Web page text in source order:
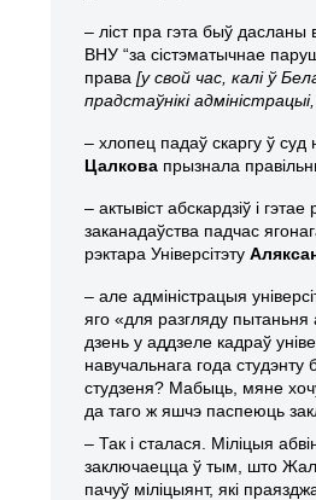
– ліст пра гэта быў дасланы
ВНУ “за сістэматычнае
права [у свой час, калі ў
прадстаўнікі
– хлопец падаў скаргу ў
Цалкова прызнала
– актывіст абскардзіў і
заканадаўства падчас
рэктара Універсітэту
– але адміністрацыя
яго «для разгляду пытаньня
дзень у аддзеле кадраў
навучальнага года
студзеня? Мабыць, мяне
да таго ж яшчэ паспеюць
– Так і сталася. Міліцыя
заключаецца ў тым, што
пачуў міліцыянт, які